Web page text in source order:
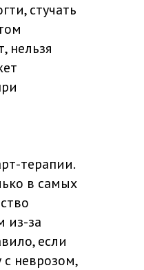
стучать
нельзя
терапии.
в самых
из-за
если
с неврозом,